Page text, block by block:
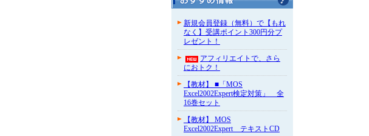
新規会員登録（無料）で【もれ
なく】受講ポイント300円分プ
レゼント！
アフィリエイトで、さら
におトク！
【教材】 ■「MOS
Excel2002Expert検定対策」 全
16巻セット
【教材】 MOS
Excel2002Expert テキストCD